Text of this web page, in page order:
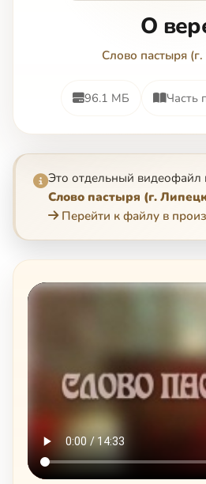
О
Слово пастыря
96.1 МБ Часть
Это отдельный видеофайл
Слово пастыря (г.
Перейти к файлу в